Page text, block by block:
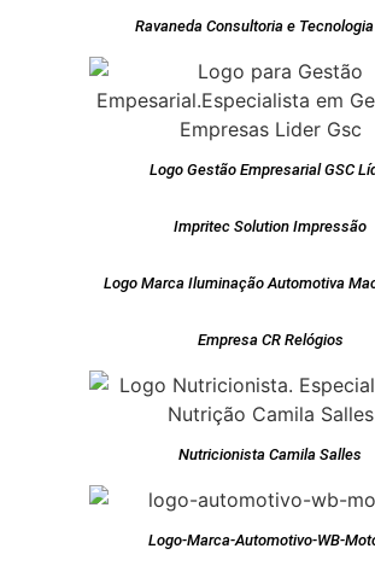
Ravaneda Consultoria e
Logo Gestão Empresarial GSC
Impritec Solution Impressão
Logo Marca Iluminação Automotiva
Empresa CR Relógios
Nutricionista Camila Salles
Logo-Marca-Automotivo-WB-